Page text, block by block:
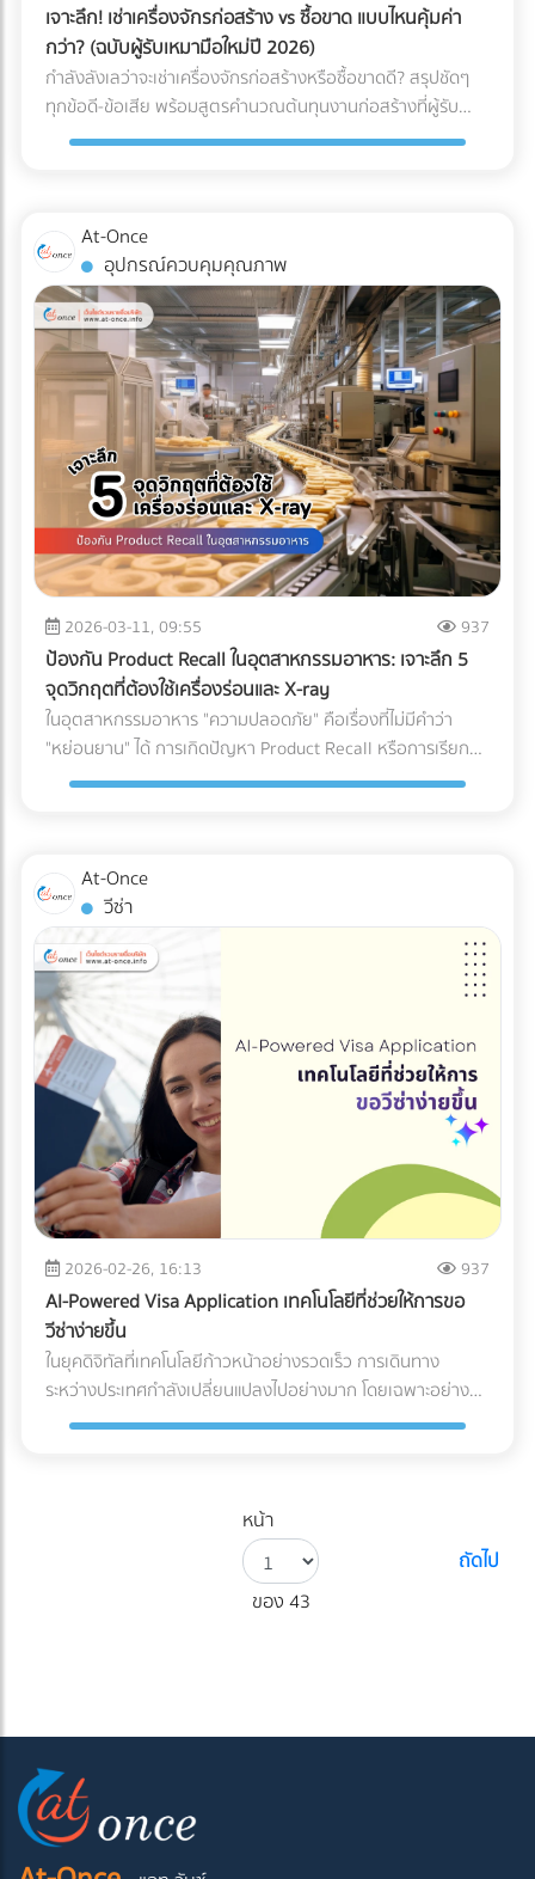
เจาะลึก! เช่าเครื่องจักรก่อสร้าง vs ซื้อขาด แบบไหนคุ้มค่า
กว่า? (ฉบับผู้รับเหมามือใหม่ปี 2026)
กำลังลังเลว่าจะเช่าเครื่องจักรก่อสร้างหรือซื้อขาดดี? สรุปชัดๆ
ทุกข้อดี-ข้อเสีย พร้อมสูตรคำนวณต้นทุนงานก่อสร้างที่ผู้รับ
เหมามือใหม่ต้องรู้ก่อนตัดสินใจ!
At-Once
อุปกรณ์ควบคุมคุณภาพ
2026-03-11, 09:55 937
ป้องกัน Product Recall ในอุตสาหกรรมอาหาร: เจาะลึก 5
จุดวิกฤตที่ต้องใช้เครื่องร่อนและ X-ray
ในอุตสาหกรรมอาหาร "ความปลอดภัย" คือเรื่องที่ไม่มีคำว่า
"หย่อนยาน" ได้ การเกิดปัญหา Product Recall หรือการเรียก
คืนสินค้า ไม่เพียงแต่สร้างความเสียหายทางการเงินมหาศาล แต่
วิกฤตในไลน์การผลิตที่คุณต้องติดตั้ง เครื่องร่อนอุตสาหกรรม
และ X-ray inspection อาหาร เพื่อยกระดับ ความปลอดภัยใน
ไลน์ผลิต ให้ได้มาตรฐานระดับสากล
At-Once
วีซ่า
2026-02-26, 16:13 937
AI-Powered Visa Application เทคโนโลยีที่ช่วยให้การขอ
วีซ่าง่ายขึ้น
ในยุคดิจิทัลที่เทคโนโลยีก้าวหน้าอย่างรวดเร็ว การเดินทาง
ระหว่างประเทศกำลังเปลี่ยนแปลงไปอย่างมาก โดยเฉพาะอย่างยิ่ง
ในกระบวนการขอวีซ่า ซึ่งมักเป็นขั้นตอนที่ยุ่งยากและใช้เวลานาน
ประสิทธิภาพและสะดวกสบายมากขึ้น AI-Powered Visa
Application เป็นนวัตกรรมล่าสุดที่นำเอาความสามารถของ AI
มาประยุกต์ใช้ในการยื่นขอวีซ่า ระบบนี้ไม่เพียงแต่ช่วยลดระยะเวลา
และความซับซ้อนของกระบวนการเท่านั้น แต่ยังช่วยเพิ่มความ
สมัครอย่างชาญฉลาด นอกจากนี้ เรายังจะพูดถึงข้อดีและความ
ท้าทายที่อาจเกิดขึ้นจากการใช้ AI ในกระบวนการนี้ รวมถึงมุม
มองในอนาคตของการเดินทางระหว่างประเทศในยุคดิจิทัล ไม่ว่า
คุณจะเป็นนักเดินทางที่ต้องการทำความเข้าใจกับเทคโนโลยีใหม่ๆ
หรือผู้ที่สนใจในนวัตกรรมด้านการบริการภาครัฐ บทความนี้จะให้
หน้า
ของ 43
ถัดไป